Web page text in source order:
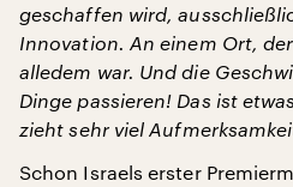
geschaffen wird,
Innovation. An einem Ort,
alledem war. Und die
Dinge passieren! Das ist
zieht sehr viel
Schon Israels erster